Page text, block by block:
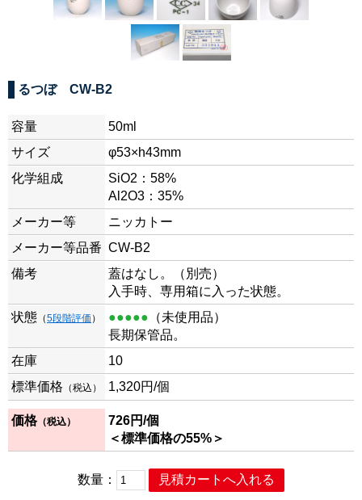
るつぼ CW-B2
容量
50ml
サイズ
φ53×h43mm
化学組成
SiO2：58%
Al2O3：35%
メーカー等
ニッカトー
メーカー等品番 CW-B2
備考
蓋はなし。（別売）
入手時、専用箱に入った状態。
状態 （5段階評価 ） ●●●●● （未使用品）
長期保管品。
在庫
10
標準価格 （税込） 1,320円/個
価格（税込） 726円/個
＜標準価格の55%＞
数量：